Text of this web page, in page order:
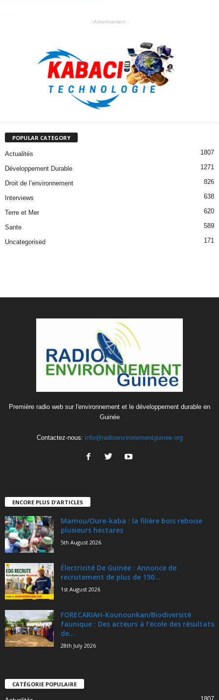
- Advertisement -
POPULAR CATEGORY
Actualités 1807
Développement Durable 1271
Droit de l’environnement 826
Interviews 638
Terre et Mer 620
Sante 589
Uncategorised 171
Première radio web sur l'environnement et le développement durable en
Guinée
Contactez-nous: info@radioenvironementguinee.org
ENCORE PLUS D'ARTICLES
Mamou/Oure-kaba : la filière bois reboise
plusieurs hectares
5th August 2026
Électricité De Guinée : Annonce de
recrutement de plus de 150...
1st August 2026
FORECARIAH-Kounounkan/Biodiversité
faunique : Des acteurs à l’école des résultats
de...
28th July 2026
CATÉGORIE POPULAIRE